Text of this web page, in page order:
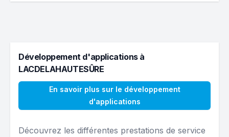
Développement d'applications à
LACDELAHAUTESÛRE
En savoir plus sur le développement
d'applications
Découvrez les différentes prestations de service